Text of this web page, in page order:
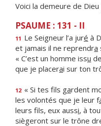
Voici la demeure de
PSAUME : 131 - II
11 Le Seigneur l’a juré à
et jamais il ne reprendra
« C’est un homme issu
que je placerai sur ton
12 « Si tes fils gardent
les volontés que je leur f
leurs fils, eux aussi, à
siègeront sur le trône